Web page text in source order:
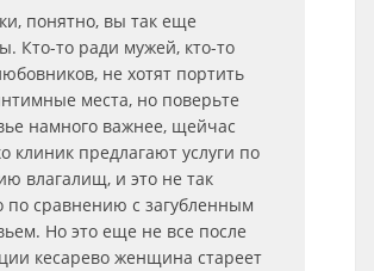
понятно, вы так еще
Кто-то ради мужей, кто-то
не хотят портить
места, но поверьте
намного важнее, щейчас
клиник предлагают услуги по
влагалищ, и это не так
по сравнению с загубленным
Но это еще не все после
кесарево женщина стареет